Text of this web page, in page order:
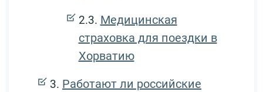
Медицинская
страховка для поездки в
Хорватию
Работают ли российские